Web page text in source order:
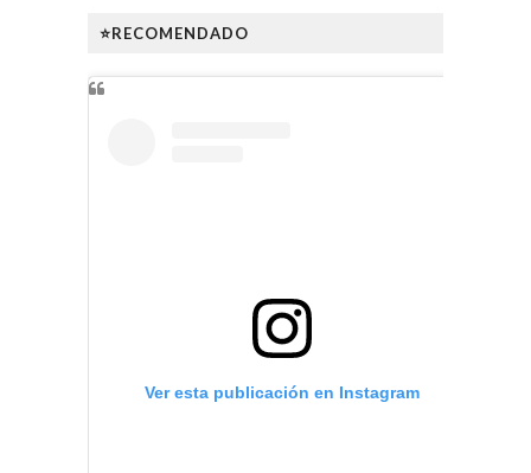
⭐RECOMENDADO
Ver esta publicación en Instagram